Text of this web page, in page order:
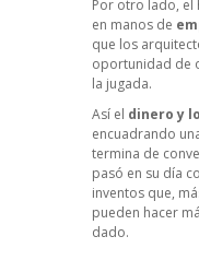
Por otro lado, el
en manos de
que los
oportunidad de
la jugada.
Así el dinero y
encuadrando
termina de
pasó en su día
inventos que,
pueden hacer
dado.